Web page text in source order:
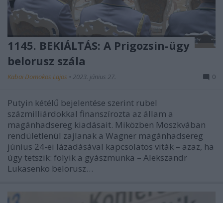
1145. BEKIÁLTÁS: A Prigozsin-ügy
belorusz szála
Kabai Domokos Lajos • 2023. június 27. 0
Putyin kétélű bejelentése szerint rubel
százmilliárdokkal finanszírozta az állam a
magánhadsereg kiadásait. Miközben Moszkvában
rendületlenül zajlanak a Wagner magánhadsereg
június 24-ei lázadásával kapcsolatos viták – azaz, ha
úgy tetszik: folyik a gyászmunka – Alekszandr
Lukasenko belorusz…